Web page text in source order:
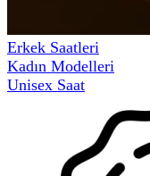
Erkek Saatleri
Kadın Modelleri
Unisex Saat